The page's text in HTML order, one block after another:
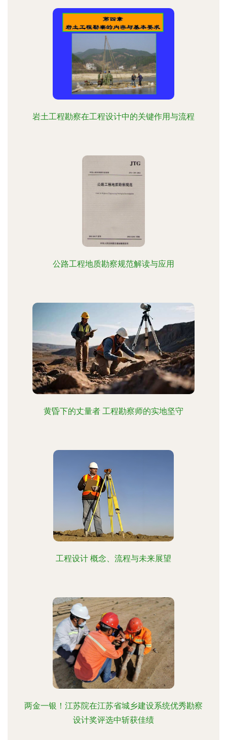
岩土工程勘察在工程设计中的关键作用与流程
公路工程地质勘察规范解读与应用
黄昏下的丈量者 工程勘察师的实地坚守
工程设计 概念、流程与未来展望
两金一银！江苏院在江苏省城乡建设系统优秀勘察
设计奖评选中斩获佳绩